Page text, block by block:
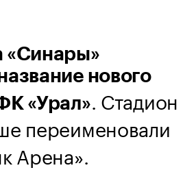
«Синары»
нового
«Урал». Стадион
переименовали
Арена».